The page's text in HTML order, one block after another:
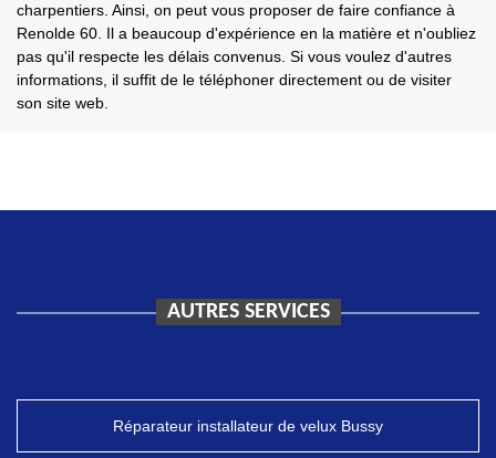
charpentiers. Ainsi, on peut vous proposer de faire confiance à
Renolde 60. Il a beaucoup d'expérience en la matière et n'oubliez
pas qu'il respecte les délais convenus. Si vous voulez d'autres
informations, il suffit de le téléphoner directement ou de visiter
son site web.
AUTRES SERVICES
Réparateur installateur de velux Bussy